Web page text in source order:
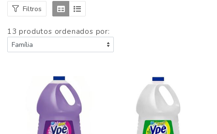
Filtros
13 produtos ordenados por: